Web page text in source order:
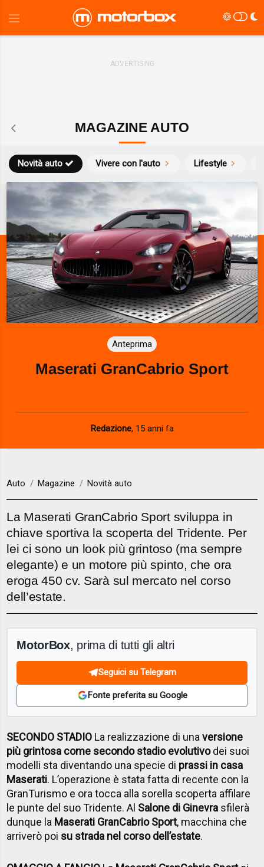
MAGAZINE AUTO
Novità auto Vivere con l'auto Lifestyle
Anteprima
Maserati GranCabrio Sport
Redazione, 15 anni fa
Auto Magazine Novità auto
La Maserati GranCabrio Sport sviluppa in
chiave sportiva la scoperta del Tridente. Per
lei ci sono un look più grintoso (ma sempre
elegante) e un motore più spinto, che ora
eroga 450 cv. Sarà sul mercato nel corso
dell’estate.
MotorBox, prima di tutti gli altri
Seguici su Telegram
Fonte preferita su Google
SECONDO STADIO La realizzazione di unaversione
più grintosa come secondo stadio evolutivodei suoi
modelli sta diventando una specie di prassi in casa
Maserati. L’operazione è stata fatta di recente con la
GranTurismo e ora tocca alla sorella scoperta affilare
le punte del suo Tridente. Al Salone di Ginevra sfilerà
dunque la Maserati GranCabrio Sport, macchina che
arriverò poi su strada nel corso dell’estate.